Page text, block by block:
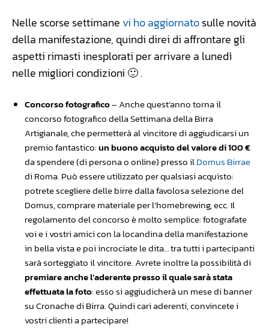
Nelle scorse settimane vi ho aggiornatosulle novità
della manifestazione, quindi direi di affrontare gli
aspetti rimasti inesplorati per arrivare a lunedì
nelle migliori condizioni 🙂 .
Concorso fotografico– Anche quest’anno torna il
concorso fotografico della Settimana della Birra
Artigianale, che permetterà al vincitore di aggiudicarsi un
premio fantastico:un buono acquisto del valore di 100 €
da spendere (di persona o online) presso ilDomus Birrae
di Roma. Può essere utilizzato per qualsiasi acquisto:
potrete scegliere delle birre dalla favolosa selezione del
Domus, comprare materiale per l’homebrewing, ecc. Il
regolamento del concorso è molto semplice: fotografate
voi e i vostri amici con la locandina della manifestazione
in bella vista e poi incrociate le dita… tra tutti i partecipanti
sarà sorteggiato il vincitore. Avrete inoltre la possibilità di
premiare anche l’aderente presso il quale sarà stata
effettuata la foto: esso si aggiudicherà un mese di banner
su Cronache di Birra. Quindi cari aderenti, convincete i
vostri clienti a partecipare!